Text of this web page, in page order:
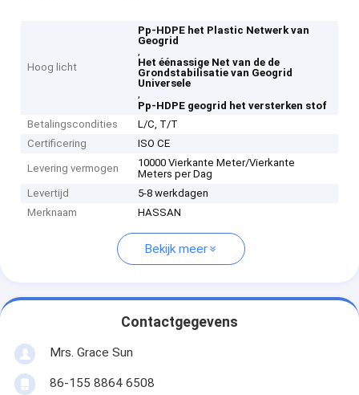
Hoog licht
Pp-HDPE het Plastic Netwerk van
Geogrid
,
Het éénassige Net van de de
Grondstabilisatie van Geogrid
Universele
,
Pp-HDPE geogrid het versterken stof
Betalingscondities
L/C, T/T
Certificering
ISO CE
Levering vermogen
10000 Vierkante Meter/Vierkante
Meters per Dag
Levertijd
5-8 werkdagen
Merknaam
HASSAN
Bekijk meer
Contactgegevens
Mrs. Grace Sun
86-155 8864 6508